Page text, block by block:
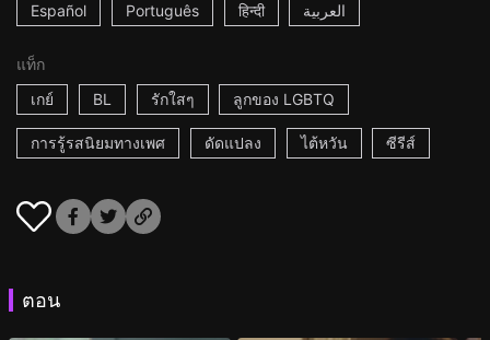
Español Português हिन्दी العربية
แท็ก
เกย์
BL รักใสๆ ลูกของ LGBTQ
การรู้รสนิยมทางเพศ ดัดแปลง ไต้หวัน ซีรีส์
ตอน